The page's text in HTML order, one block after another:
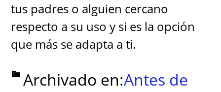
tus padres o alguien cercano
respecto a su uso y si es la opción
que más se adapta a ti.
Archivado en:Antes de